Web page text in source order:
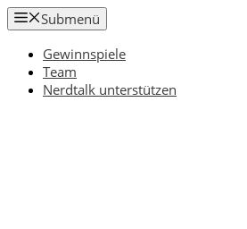
Zum
Inhalt
springen
Submenü
Gewinnspiele
Team
Nerdtalk unterstützen